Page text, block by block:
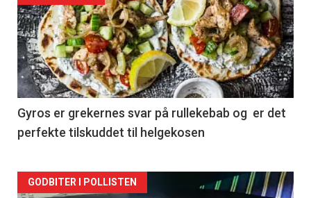
akkurat
nå
-
2
Gyros er grekernes svar på rullekebab og er det
perfekte tilskuddet til helgekosen
Forsiden
GODBITER I POLLISTEN